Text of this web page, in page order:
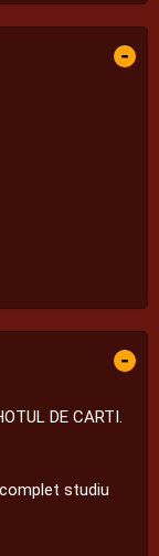
-
-
DE CARTI.
studiu